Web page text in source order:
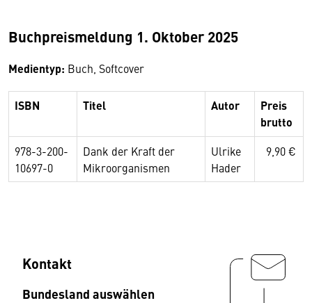
Buchpreismeldung 1. Oktober 2025
Medientyp: Buch, Softcover
ISBN Titel Autor
Preis
brutto
978-3-200-
10697-0
Dank der Kraft der
Mikroorganismen
Ulrike
Hader
9,90 €
Kontakt
Bundesland auswählen